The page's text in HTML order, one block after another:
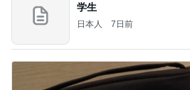
学生
日本人 7日前